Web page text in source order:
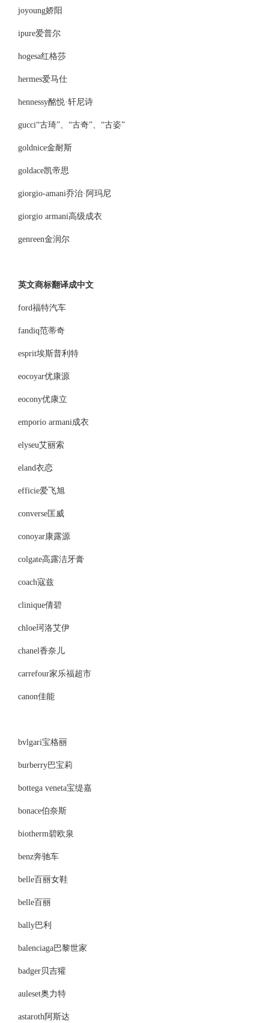
joyoung娇阳
ipure爱普尔
hogesa红格莎
hermes爱马仕
hennessy酩悦·轩尼诗
gucci“古琦”、“古奇”、“古姿”
goldnice金耐斯
goldace凯帝思
giorgio-amani乔治·阿玛尼
giorgio armani高级成衣
genreen金润尔
英文商标翻译成中文
ford福特汽车
fandiq范蒂奇
esprit埃斯普利特
eocoyar优康源
eocony优康立
emporio armani成衣
elyseu艾丽索
eland衣恋
efficie爱飞旭
converse匡威
conoyar康露源
colgate高露洁牙膏
coach寇兹
clinique倩碧
chloe珂洛艾伊
chanel香奈儿
carrefour家乐福超市
canon佳能
bvlgari宝格丽
burberry巴宝莉
bottega veneta宝缇嘉
bonace伯奈斯
biotherm碧欧泉
benz奔驰车
belle百丽女鞋
belle百丽
bally巴利
balenciaga巴黎世家
badger贝吉獾
auleset奥力特
astaroth阿斯达